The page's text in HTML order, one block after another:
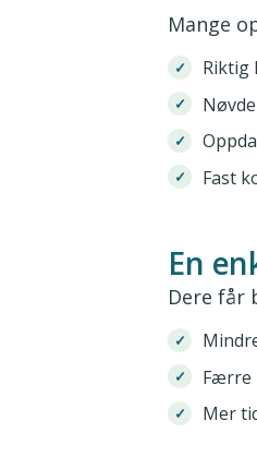
Mange
Riktig
Fast
En
Dere får
Færre
Mer